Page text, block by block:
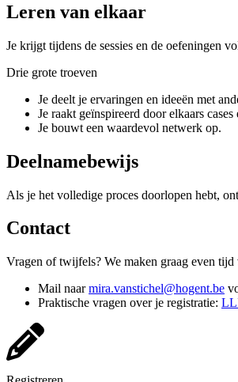
Leren van elkaar
Je krijgt tijdens de sessies en de oefeningen
Drie grote troeven
Je deelt je ervaringen en ideeën met
Je raakt geïnspireerd door elkaars
Je bouwt een waardevol netwerk op.
Deelnamebewijs
Als je het volledige proces doorlopen hebt,
Contact
Vragen of twijfels? We maken graag even tijd
Mail naarmira.vanstichel@hogent.be
Praktische vragen over je registratie: